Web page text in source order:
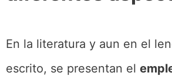
En la literatura y aun en el
escrito, se presentan el